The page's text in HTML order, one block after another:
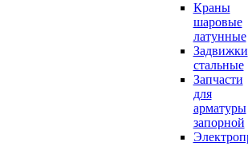
Краны
шаровые
латунные
Задвижки
стальные
Запчасти
для
арматуры
запорной